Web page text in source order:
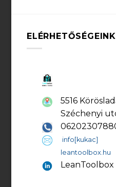
ELÉRHETŐSÉGEINK
5516
Széchenyi
info[kukac]
leantoolbox.hu
LeanToolbox